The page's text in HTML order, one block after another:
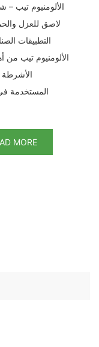
لاصق للعزل
التطبيقات
الألومنيوم تيب من
الأشرطة
المستخدمة
MORE